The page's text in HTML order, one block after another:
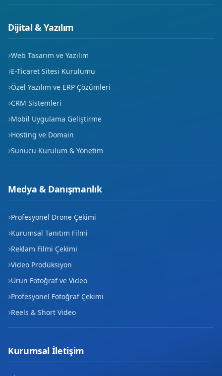
Dijital & Yazılım
Web Tasarım ve Yazılım
E-Ticaret Sitesi Kurulumu
Özel Yazılım ve ERP Çözümleri
CRM Sistemleri
Mobil Uygulama Geliştirme
Hosting ve Domain
Sunucu Kurulum & Yönetim
Medya & Danışmanlık
Profesyonel Drone Çekimi
Kurumsal Tanıtım Filmi
Reklam Filmi Çekimi
Video Prodüksiyon
Ürün Fotoğraf ve Video
Profesyonel Fotoğraf Çekimi
Reels & Short Video
Kurumsal İletişim